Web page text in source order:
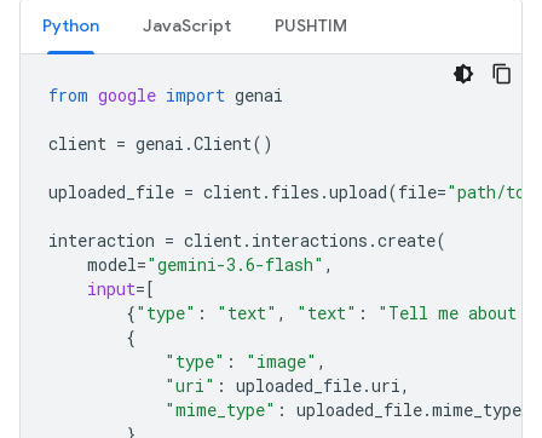
Python JavaScript PUSHTIM
from google import genai
client = genai .Client()
uploaded_file = client. files .upload(file="path/to/
interaction = client. interactions .create(
model="gemini-3.6-flash" ,
input=[
{"type" : "text" , "text" :
"Tell me about
{
"type" : "image" ,
"uri" : uploaded_file.uri,
"mime_type" : uploaded_file.mime_type